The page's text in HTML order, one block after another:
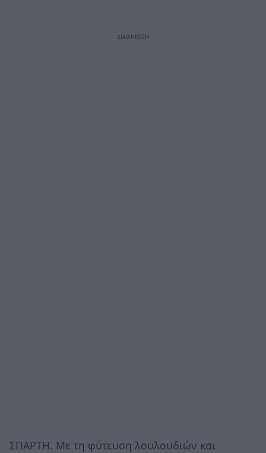
ΣΠΑΡΤΗ. Με τη φύτευση λουλουδιών και